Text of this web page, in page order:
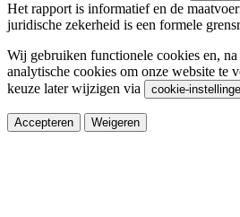
Het rapport is informatief en de
juridische zekerheid is een formele
Wij gebruiken functionele cookies en,
analytische cookies om onze website te
keuze later wijzigen via
cookie-
Accepteren Weigeren